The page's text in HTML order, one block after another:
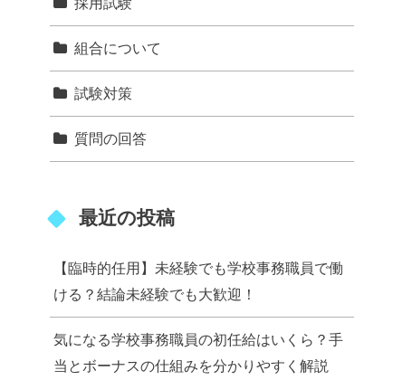
組合について
試験対策
質問の回答
最近の投稿
【臨時的任用】未経験でも学校事務職員で働
ける？結論未経験でも大歓迎！
気になる学校事務職員の初任給はいくら？手
当とボーナスの仕組みを分かりやすく解説